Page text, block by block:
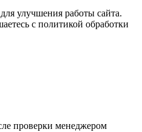
улучшения работы сайта.
с политикой обработки
проверки менеджером